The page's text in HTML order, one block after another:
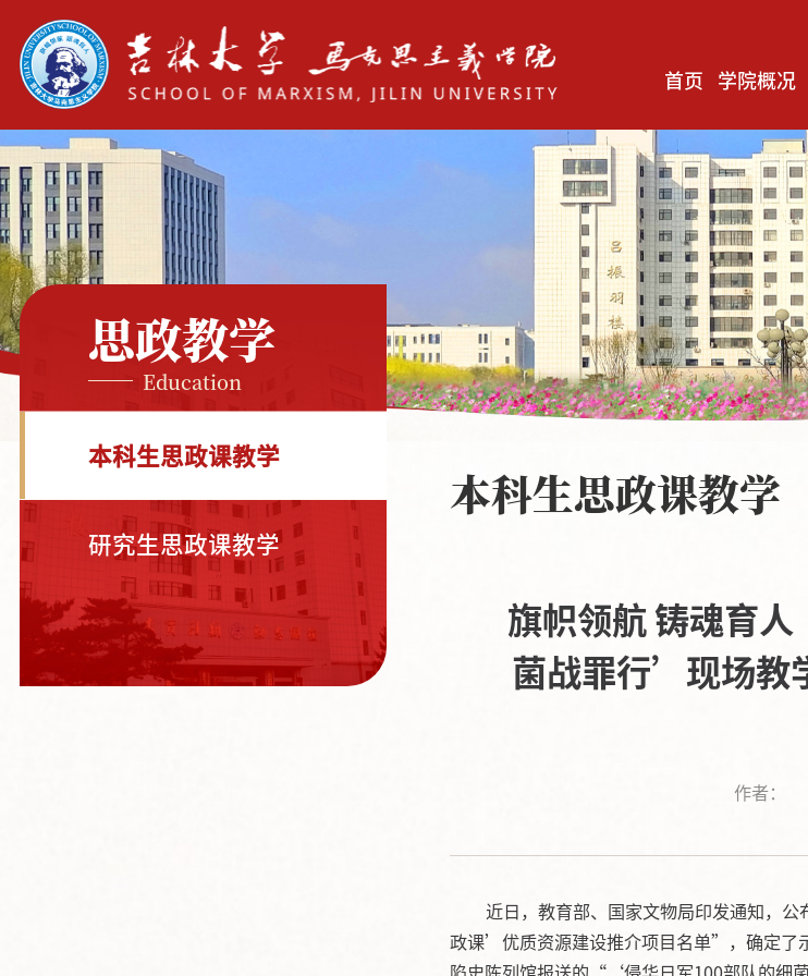
首页 学院概况
思政教学
Education
本科生思政课教学
研究生思政课教学
本科生思政课教学
旗帜领航 铸魂育
菌战罪行’现场
作者：
近日，教育部、国家文物局印发通知，
政课’优质资源建设推介项目名单”，确定了